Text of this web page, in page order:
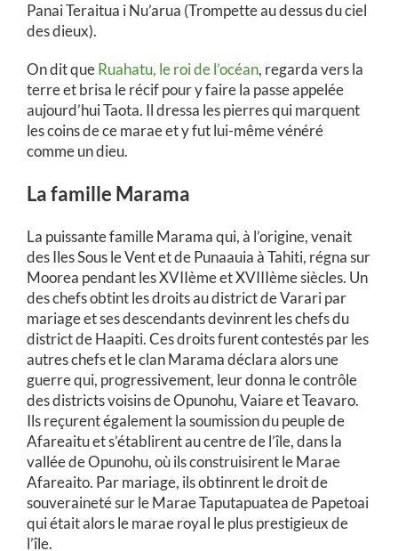
Panai Teraitua i Nu’arua (Trompette au dessus du ciel
des dieux).
On dit queRuahatu, le roi de l’océan, regarda vers la
terre et brisa le récif pour y faire la passe appelée
aujourd’hui Taota. Il dressa les pierres qui marquent
les coins de ce marae et y fut lui-même vénéré
comme un dieu.
La famille Marama
La puissante famille Marama qui, à l’origine, venait
des Iles Sous le Vent et de Punaauia à Tahiti, régna sur
Moorea pendant les XVIIème et XVIIIème siècles. Un
des chefs obtint les droits au district de Varari par
mariage et ses descendants devinrent les chefs du
district de Haapiti. Ces droits furent contestés par les
autres chefs et le clan Marama déclara alors une
guerre qui, progressivement, leur donna le contrôle
des districts voisins de Opunohu, Vaiare et Teavaro.
Ils reçurent également la soumission du peuple de
Afareaitu et s’établirent au centre de l’île, dans la
vallée de Opunohu, où ils construisirent le Marae
Afareaito. Par mariage, ils obtinrent le droit de
souveraineté sur le Marae Taputapuatea de Papetoai
qui était alors le marae royal le plus prestigieux de
l’île.